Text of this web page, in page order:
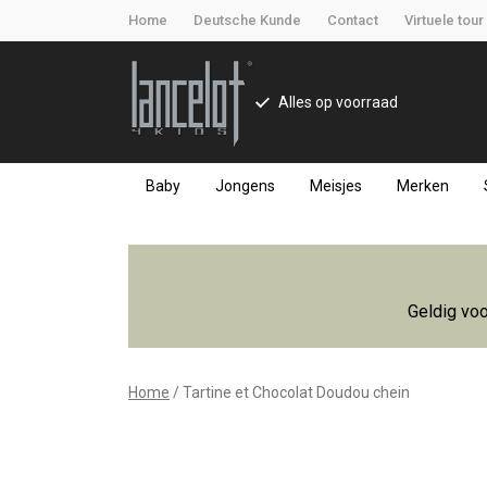
Home Deutsche Kunde Contact Virtuele tour
Alles op voorraad
Baby Jongens Meisjes Merken
Tartine
Chocolat
Doudou
Geldig
Home Tartine et Chocolat Doudou chein